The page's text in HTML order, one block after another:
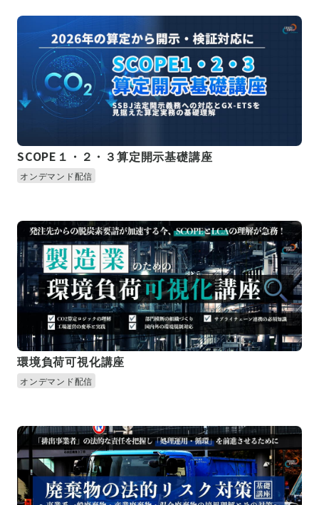
SCOPE１・２・３算定開示基礎講座
オンデマンド配信
環境負荷可視化講座
オンデマンド配信